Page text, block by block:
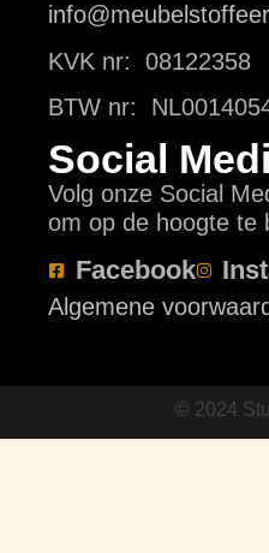
KVK nr: 08122358
BTW nr:
Social
Volg onze Social
om op de hoogte te
Facebook
Algemene
© 2024